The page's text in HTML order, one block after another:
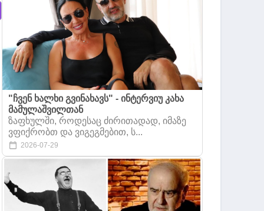
"ჩვენ ხალხი გვინახავს" - ინტერვიუ კახა
მამულაშვილთან
ზაფხულში, როდესაც ძირითადად, იმაზე
ვფიქრობთ და ვიგეგმებით, ს...
2026-07-29